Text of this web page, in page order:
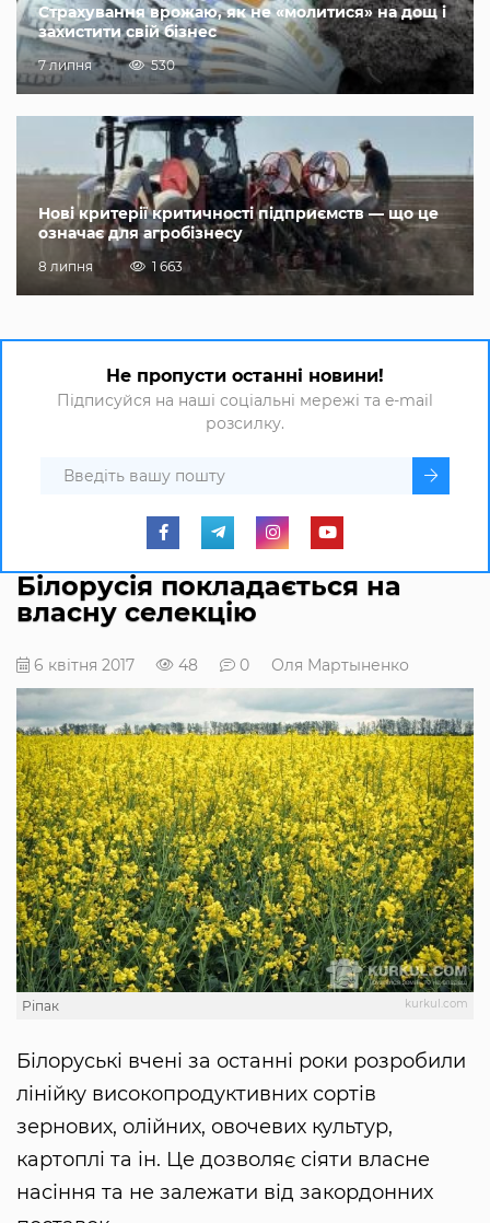
Страхування врожаю, як не «молитися» на дощ і
захистити свій бізнес
7 липня 530
Нові критерії критичності підприємств — що це
означає для агробізнесу
8 липня 1 663
Не пропусти останні новини!
Підписуйся на наші соціальні мережі та e-mail
розсилку.
Білорусія покладається на
власну селекцію
6 квітня 2017 48 0 Оля Мартыненко
kurkul.com
Ріпак
Білоруські вчені за останні роки розробили
лінійку високопродуктивних сортів
зернових, олійних, овочевих культур,
картоплі та ін. Це дозволяє сіяти власне
насіння та не залежати від закордонних